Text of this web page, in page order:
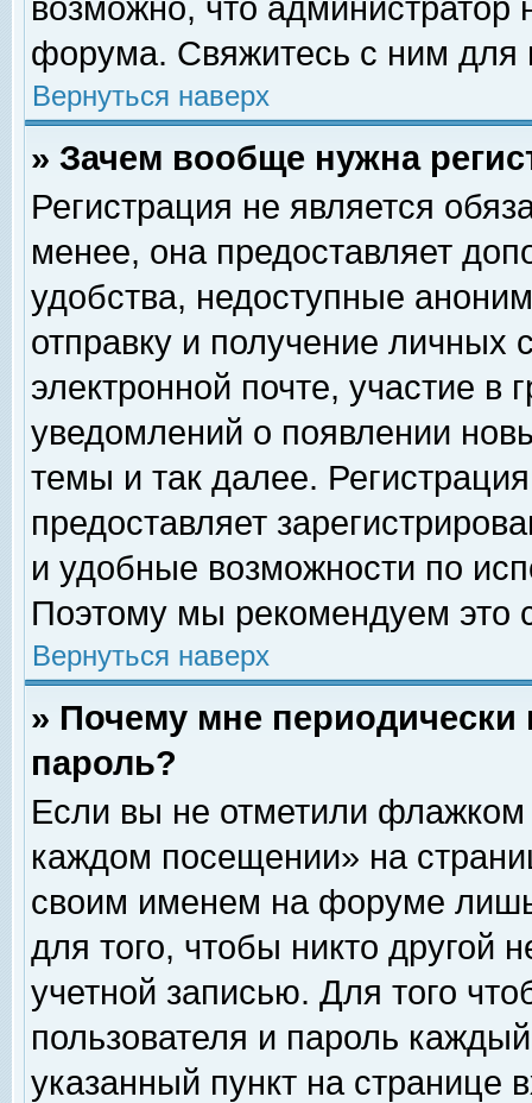
возможно, что
форума. Свяжитесь с ним для
Вернуться наверх
» Зачем вообще нужна
Регистрация не является
менее, она предоставляет
удобства, недоступные
отправку и получение личных
электронной почте, участие в
уведомлений о появлении
темы и так далее.
предоставляет
и удобные возможности по
Поэтому мы рекомендуем это
Вернуться наверх
» Почему мне
пароль?
Если вы не отметили флажком
каждом посещении» на
своим именем на форуме
для того, чтобы никто другой
учетной записью. Для того
пользователя и пароль
указанный пункт на